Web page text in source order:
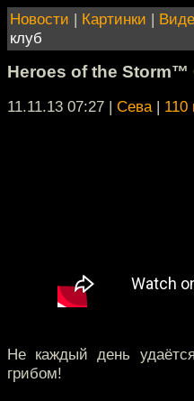
Новости | Картинки |
клуб
Heroes of the Storm™
11.11.13 07:27 | Сева| 110
Не каждый день
грибом!